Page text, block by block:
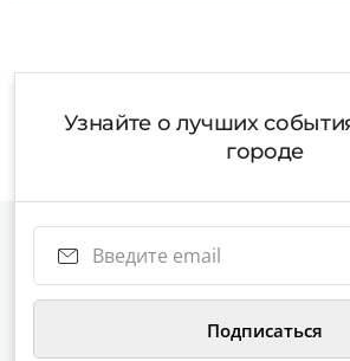
Узнайте о лучших
городе